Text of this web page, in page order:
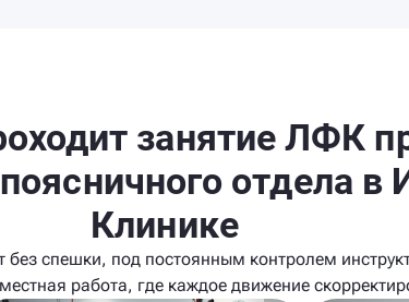
занятие ЛФК
отдела в
Клинике
без спешки, под постоянным контролем
работа, где каждое движение